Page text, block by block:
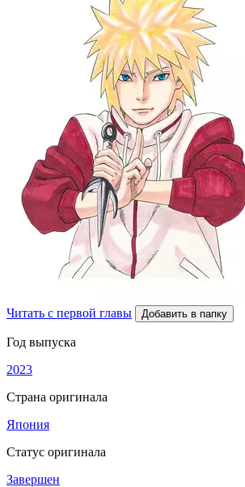
Читать с первой главы Добавить в папку
Год выпуска
2023
Страна оригинала
Япония
Статус оригинала
Завершен